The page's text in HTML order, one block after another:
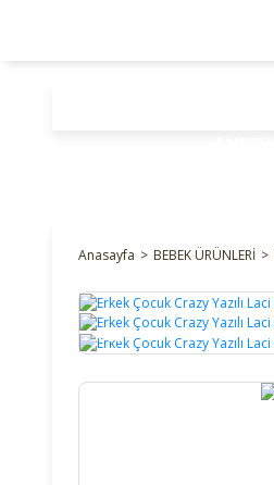
Anasayfa BEBEK ÜRÜNLERİ
%18